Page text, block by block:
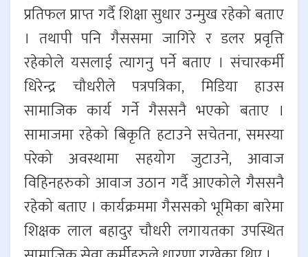
प्रतिफल प्राप्त गर्दै शिक्षा सुधार उन्मुख रहेको बताए
। तथापी पनि गैससमा जागिरे र डलर प्रवृत्ति
रहेकोले यसलाई त्यागनु पर्ने बताए । संचारकर्मी
धिरेन्द्र चौधरीले पत्रपत्रिका, मिडिया हाउस
सामाजिक कार्य गर्ने गैससनै भएको बताए ।
सामाजमा रहेको बिकृति हटाउने सचेतना, समस्या
परेको अवस्थामा सहयोग जुटाउने, आवाज
विहिनहरुको आवाज उठान गर्दै आएकोले गैससनै
रहेको बताए । कार्यक्रममा गैससको भूमिका बारेमा
शिक्षक लाल बहादुर चौधरी लगायतका उपस्थित